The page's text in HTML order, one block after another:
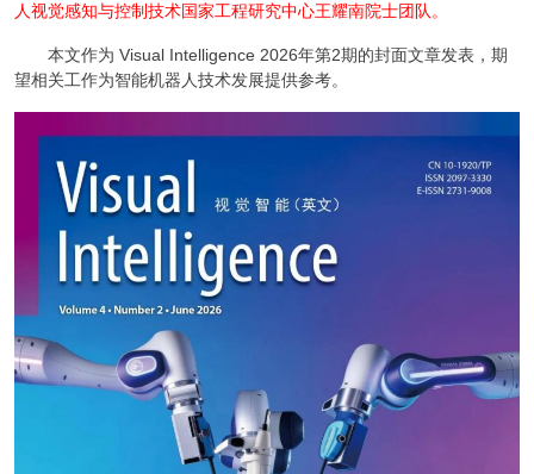
人视觉感知与控制技术国家工程研究中心王耀南院士团队。
本文作为 Visual Intelligence 2026年第2期的封面文章发表，期
望相关工作为智能机器人技术发展提供参考。